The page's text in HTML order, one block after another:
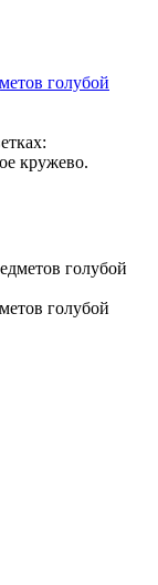
голубой
кружево.
голубой